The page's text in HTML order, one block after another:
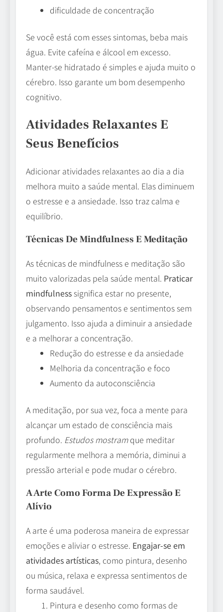
dificuldade de concentração
Se você está com esses sintomas, beba mais
água. Evite cafeína e álcool em excesso.
Manter-se hidratado é simples e ajuda muito o
cérebro. Isso garante um bom desempenho
cognitivo.
Atividades Relaxantes E
Seus Benefícios
Adicionar atividades relaxantes ao dia a dia
melhora muito a saúde mental. Elas diminuem
o estresse e a ansiedade. Isso traz calma e
equilíbrio.
Técnicas De Mindfulness E Meditação
As técnicas de mindfulness e meditação são
muito valorizadas pela saúde mental. Praticar
mindfulness significa estar no presente,
observando pensamentos e sentimentos sem
julgamento. Isso ajuda a diminuir a ansiedade
e a melhorar a concentração.
Redução do estresse e da ansiedade
Melhoria da concentração e foco
Aumento da autoconsciência
A meditação, por sua vez, foca a mente para
alcançar um estado de consciência mais
profundo. Estudos mostramque meditar
regularmente melhora a memória, diminui a
pressão arterial e pode mudar o cérebro.
A Arte Como Forma De Expressão E
Alívio
A arte é uma poderosa maneira de expressar
emoções e aliviar o estresse. Engajar-se em
atividades artísticas, como pintura, desenho
ou música, relaxa e expressa sentimentos de
forma saudável.
Pintura e desenho como formas de